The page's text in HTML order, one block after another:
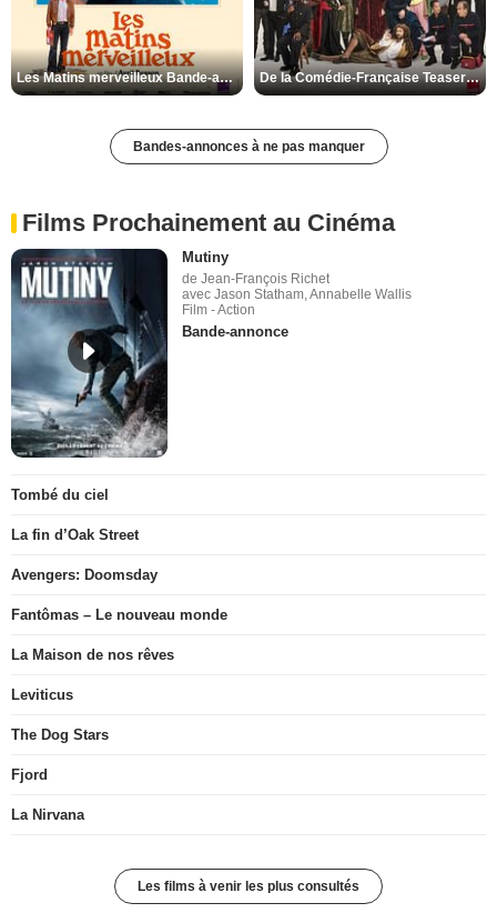
Les Matins merveilleux Bande-annonce VF De la Comédie-Française Teaser VF
Bandes-annonces à ne pas manquer
Films Prochainement au Cinéma
Mutiny
de Jean-François Richet
avec Jason Statham, Annabelle Wallis
Film - Action
Bande-annonce
Tombé du ciel
La fin d’Oak Street
Avengers: Doomsday
Fantômas – Le nouveau monde
La Maison de nos rêves
Leviticus
The Dog Stars
Fjord
La Nirvana
Les films à venir les plus consultés